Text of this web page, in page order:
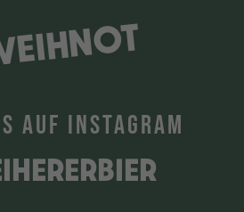
AUF INSTAGRAM